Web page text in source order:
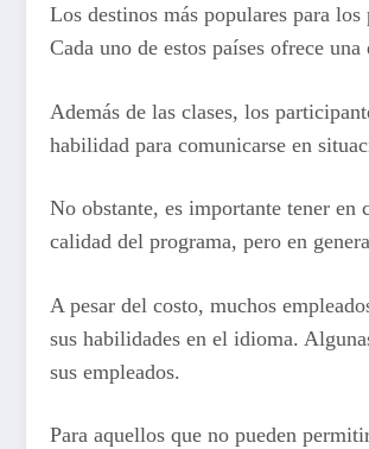
Los destinos más populares para
Cada uno de estos países ofrece
Además de las clases, los
habilidad para comunicarse en
No obstante, es importante tener en
calidad del programa, pero en
A pesar del costo, muchos
sus habilidades en el idioma.
sus empleados.
Para aquellos que no pueden